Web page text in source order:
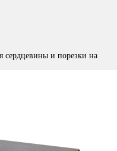
сердцевины и порезки на